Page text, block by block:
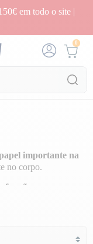
em todo o site |
0
importante na
no corpo.
função